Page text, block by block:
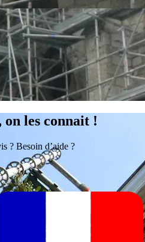
on les connait !
? Besoin d’aide ?